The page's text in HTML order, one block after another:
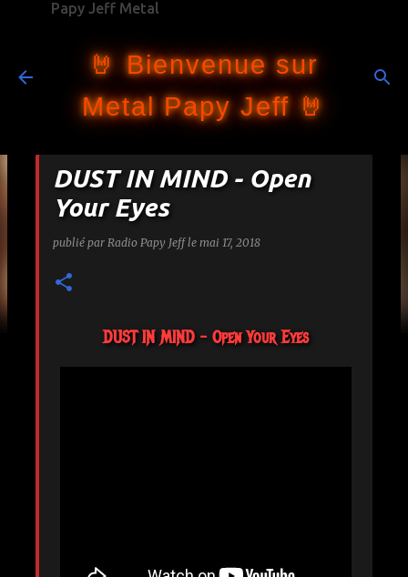
Papy Jeff Metal
🤘 Bienvenue sur
Metal Papy Jeff 🤘
DUST IN MIND - Open
Your Eyes
publié par Radio Papy Jeff le mai 17, 2018
DUST IN MIND - Open Your Eyes